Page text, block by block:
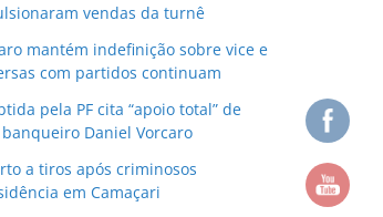
vendas da turnê
mantém indefinição sobre vice e
com partidos continuam
pela PF cita “apoio total” de
Daniel Vorcaro
a tiros após criminosos
em Camaçari